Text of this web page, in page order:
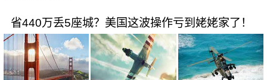
省440万丢5座城？美国这波操作亏到姥姥家了！